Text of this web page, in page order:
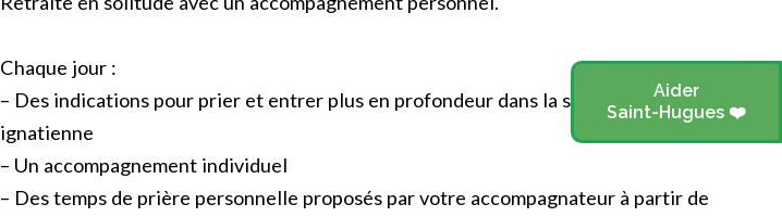
Aider
Saint-Hugues ❤️
Chaque jour :
– Des indications pour prier et entrer plus en profondeur dans la spiritualité
ignatienne
– Un accompagnement individuel
– Des temps de prière personnelle proposés par votre accompagnateur à partir de